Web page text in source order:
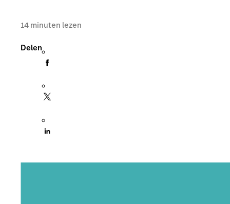
14minuten lezen
Delen